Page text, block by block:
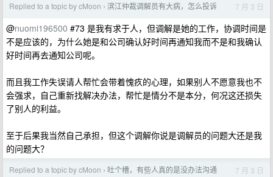
Replied to a topic by cMoon › 滨江仲裁调解员有大病，怎么投诉 7 月 3 日
@nuomi196500 #73 是我有求于人，但调解是她的工作，协调时间是
不是应该的，为什么她是和公司确认好时间再通知我而不是和我确认
好时间再去通知公司呢。
而且我工作失误请人帮忙会带着愧疚的心理，如果别人不愿意我也不
会强求，自己重新找解决办法，帮忙是情分不是本分，何况这还损失
了别人的利益。
至于后果我当然自己承担，但这个调解你说是调解员的问题大还是我
的问题大？
Replied to a topic by cMoon › 吐个槽，有些人真的是没办法沟通 7 月 3 日